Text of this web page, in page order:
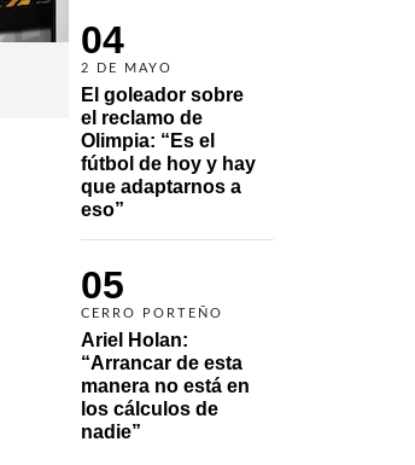
04
2 DE MAYO
El goleador sobre
el reclamo de
Olimpia: “Es el
fútbol de hoy y hay
que adaptarnos a
eso”
05
CERRO PORTEÑO
Ariel Holan:
“Arrancar de esta
manera no está en
los cálculos de
nadie”